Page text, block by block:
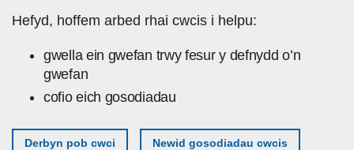
Hefyd, hoffem arbed rhai cwcis i helpu:
gwella ein gwefan trwy fesur y defnydd o’n
gwefan
cofio eich gosodiadau
Derbyn pob cwci Newid gosodiadau cwcis